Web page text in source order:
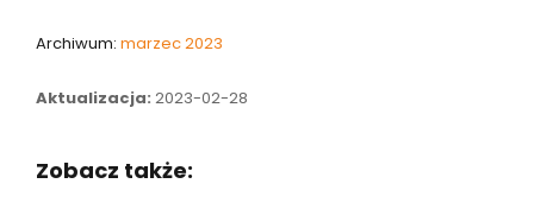
Archiwum: marzec 2023
Aktualizacja: 2023-02-28
Zobacz także: